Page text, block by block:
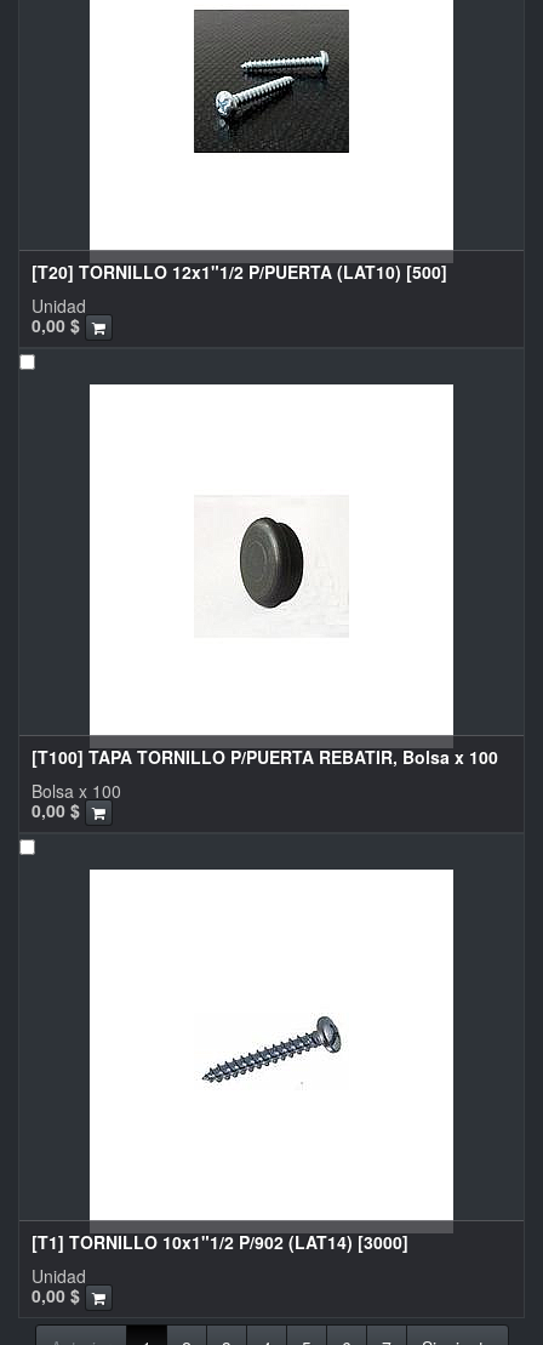
[T20] TORNILLO 12x1"1/2 P/PUERTA (LAT10) [500]
0,00 $
Unidad
[T100] TAPA TORNILLO P/PUERTA REBATIR, Bolsa x 100
0,00 $
Bolsa x 100
[T1] TORNILLO 10x1"1/2 P/902 (LAT14) [3000]
0,00 $
Unidad